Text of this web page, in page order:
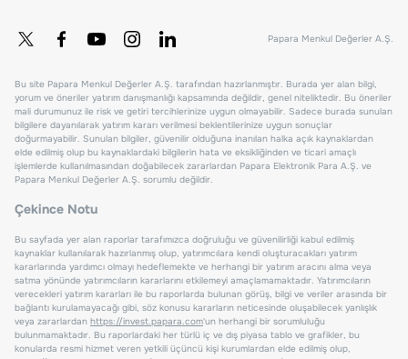
Papara Menkul Değerler A.Ş.
Bu site Papara Menkul Değerler A.Ş. tarafından hazırlanmıştır. Burada yer alan bilgi,
yorum ve öneriler yatırım danışmanlığı kapsamında değildir, genel niteliktedir. Bu öneriler
mali durumunuz ile risk ve getiri tercihlerinize uygun olmayabilir. Sadece burada sunulan
bilgilere dayanılarak yatırım kararı verilmesi beklentilerinize uygun sonuçlar
doğurmayabilir. Sunulan bilgiler, güvenilir olduğuna inanılan halka açık kaynaklardan
elde edilmiş olup bu kaynaklardaki bilgilerin hata ve eksikliğinden ve ticari amaçlı
işlemlerde kullanılmasından doğabilecek zararlardan Papara Elektronik Para A.Ş. ve
Papara Menkul Değerler A.Ş. sorumlu değildir.
Çekince Notu
Bu sayfada yer alan raporlar tarafımızca doğruluğu ve güvenilirliği kabul edilmiş
kaynaklar kullanılarak hazırlanmış olup, yatırımcılara kendi oluşturacakları yatırım
kararlarında yardımcı olmayı hedeflemekte ve herhangi bir yatırım aracını alma veya
satma yönünde yatırımcıların kararlarını etkilemeyi amaçlamamaktadır. Yatırımcıların
verecekleri yatırım kararları ile bu raporlarda bulunan görüş, bilgi ve veriler arasında bir
bağlantı kurulamayacağı gibi, söz konusu kararların neticesinde oluşabilecek yanlışlık
veya zararlardan https://invest.papara.com'un herhangi bir sorumluluğu
bulunmamaktadır. Bu raporlardaki her türlü iç ve dış piyasa tablo ve grafikler, bu
konularda resmi hizmet veren yetkili üçüncü kişi kurumlardan elde edilmiş olup,